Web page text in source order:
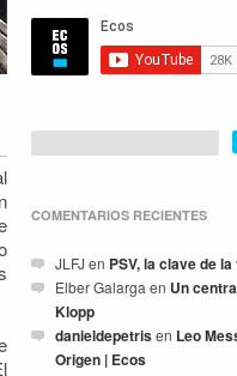
COMENTARIOS RECIENTES
JLFJ en PSV, la clave de
Elber Galarga en Un
Klopp
danieldepetrisen Leo
Origen | Ecos